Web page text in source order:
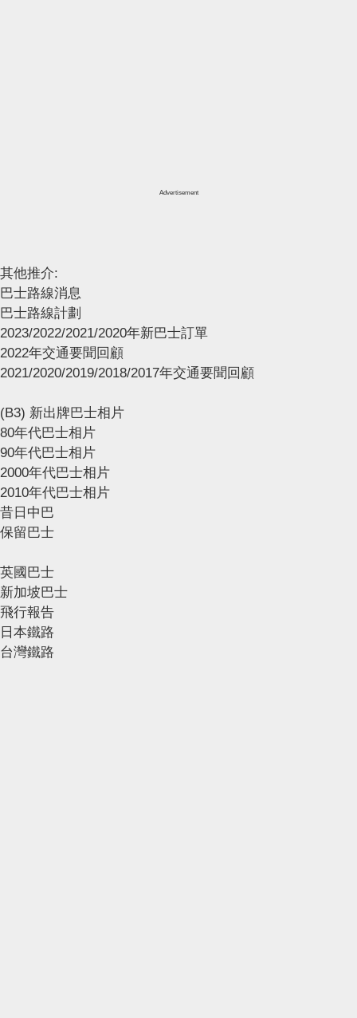
Advertisement
其他推介:
巴士路線消息
巴士路線計劃
2023/2022/2021/2020年新巴士訂單
2022年交通要聞回顧
2021/2020/2019/2018/2017年交通要聞回顧
(B3) 新出牌巴士相片
80年代巴士相片
90年代巴士相片
2000年代巴士相片
2010年代巴士相片
昔日中巴
保留巴士
英國巴士
新加坡巴士
飛行報告
日本鐵路
台灣鐵路